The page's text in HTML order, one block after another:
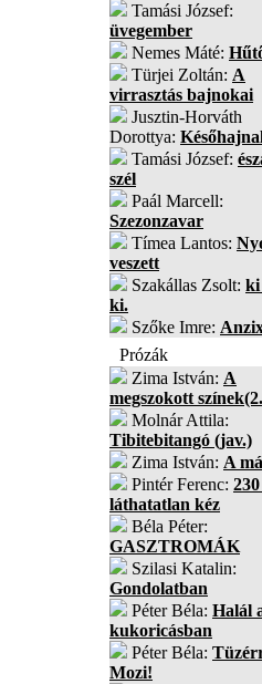
Tamási József:
üvegember
Nemes Máté:
Türjei Zoltán: A
virrasztás bajnokai
Jusztin-Horváth
Dorottya:
Tamási József:
szél
Paál Marcell:
Szezonzavar
Tímea Lantos:
veszett
Szakállas Zsolt: ki
ki.
Szőke Imre:
Prózák
Zima István: A
megszokott
Molnár Attila:
Tibitebitangó (jav.)
Zima István: A
Pintér Ferenc: 230
láthatatlan kéz
Béla Péter:
GASZTROMÁK
Szilasi Katalin:
Gondolatban
Péter Béla: Halál
kukoricásban
Péter Béla:
Mozi!